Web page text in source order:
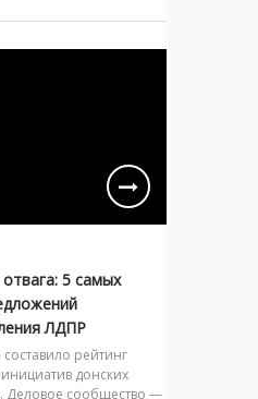
5 самых
ЛДПР
рейтинг
донских
Деловое сообщество —